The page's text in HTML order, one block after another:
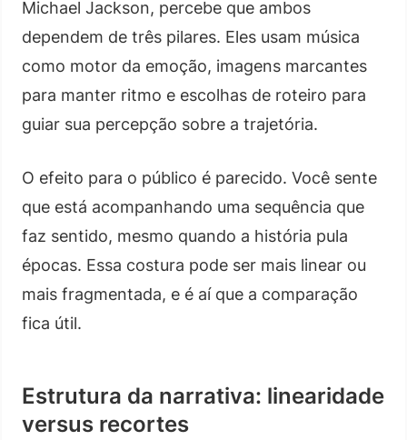
Michael Jackson, percebe que ambos
dependem de três pilares. Eles usam música
como motor da emoção, imagens marcantes
para manter ritmo e escolhas de roteiro para
guiar sua percepção sobre a trajetória.
O efeito para o público é parecido. Você sente
que está acompanhando uma sequência que
faz sentido, mesmo quando a história pula
épocas. Essa costura pode ser mais linear ou
mais fragmentada, e é aí que a comparação
fica útil.
Estrutura da narrativa: linearidade
versus recortes